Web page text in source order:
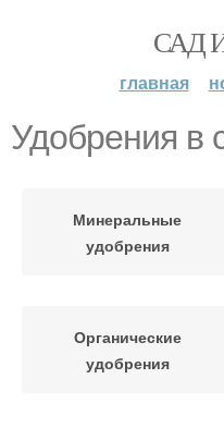
САД
главная
Удобрения в
Минеральные
удобрения
Органические
удобрения